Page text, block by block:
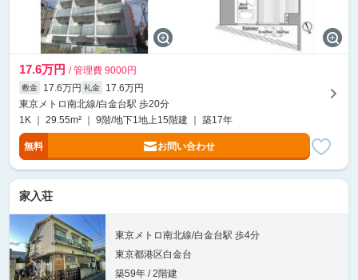
17.6万円 / 管理費 9000円
敷金 17.6万円 礼金
17.6万円
東京メトロ南北線/白金台駅 歩20分
1K ｜ 29.55m² ｜ 9階/地下1地上15階建 ｜ 築17年
無料 お問い合わせ
家入荘
東京メトロ南北線/白金台駅 歩4分
東京都港区白金台
築59年 / 2階建